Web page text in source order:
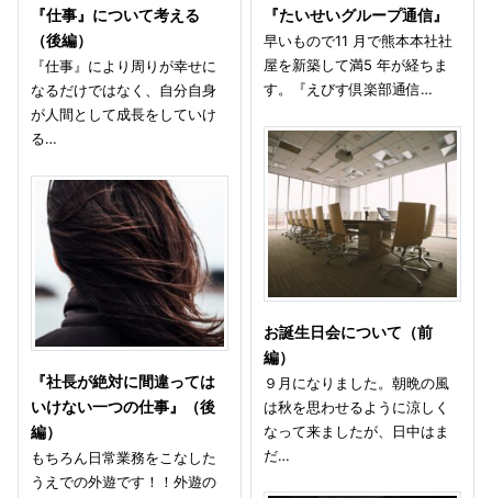
『仕事』について考える
（後編）
『仕事』により周りが幸せに
なるだけではなく、自分自身
が人間として成長をしていけ
る…
『社長が絶対に間違っては
いけない一つの仕事』（後
編）
もちろん日常業務をこなした
うえでの外遊です！！外遊の
『たいせいグループ通信』
早いもので11 月で熊本本社社
屋を新築して満5 年が経ちま
す。『えびす倶楽部通信…
お誕生日会について（前
編）
９月になりました。朝晩の風
は秋を思わせるように涼しく
なって来ましたが、日中はま
だ…